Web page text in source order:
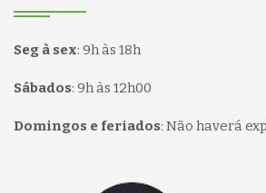
Seg à sex: 9h às 18h
Sábados: 9h às 12h00
Domingos e feriados: Não haverá
Página inicial